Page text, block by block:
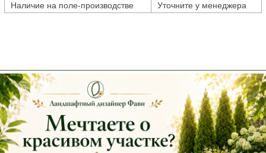
Наличие на поле-производстве
Уточните у менеджера